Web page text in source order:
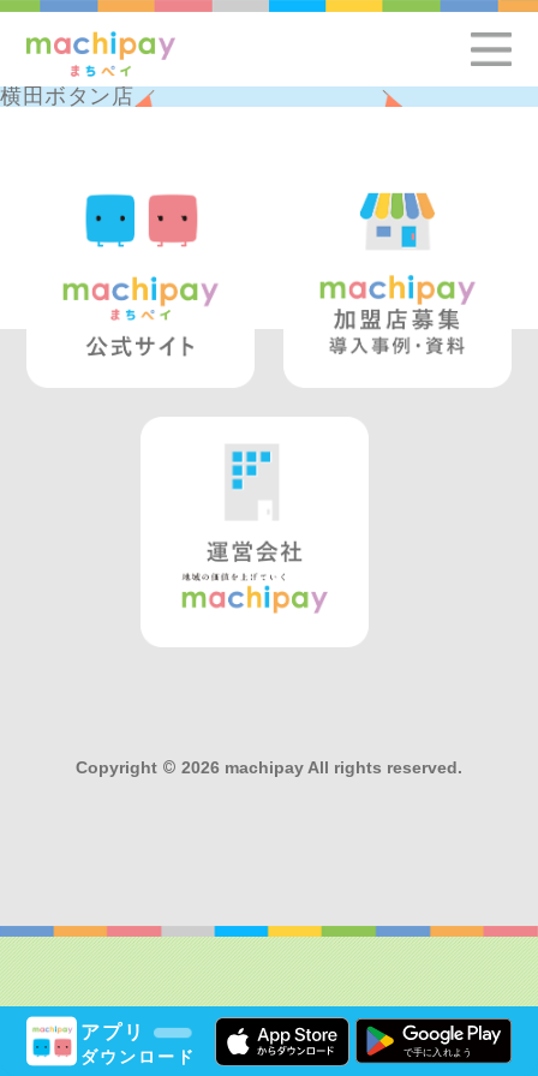
アプリ
ダウンロード
横田ボタン店
Copyright © 2026 machipay All rights reserved.